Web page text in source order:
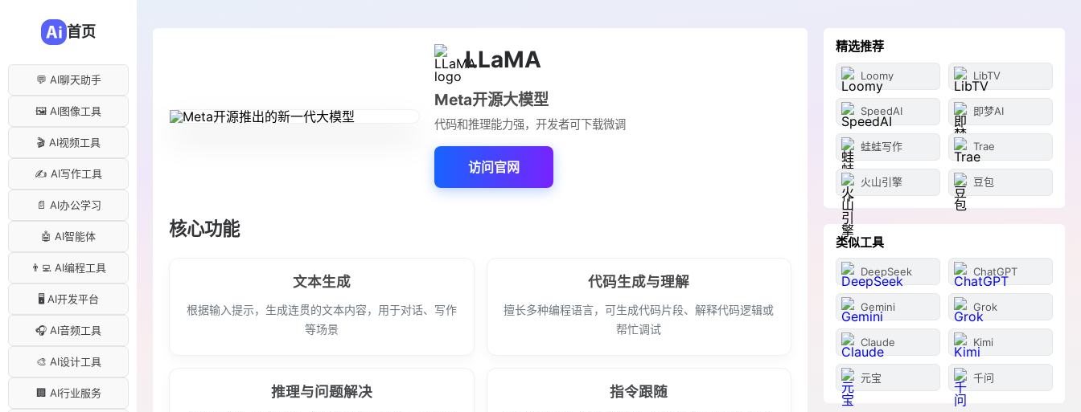
首页
💬 AI聊天助手
🖼️ AI图像工具
🎬 AI视频工具
✍️ AI写作工具
📄 AI办公学习
🤖 AI智能体
👨‍💻 AI编程工具
🖥️ AI开发平台
🎧 AI音频工具
🎨 AI设计工具
🏢 AI行业服务
LLaMA
Meta开源大模型
代码和推理能力强，开发者可下载微调
访问官网
核心功能
文本生成
根据输入提示，生成连贯的文本内容，用于对话、写作
等场景
代码生成与理解
擅长多种编程语言，可生成代码片段、解释代码逻辑或
帮忙调试
推理与问题解决 指令跟随
精选推荐
Loomy LibTV
SpeedAI 即梦AI
蛙蛙写作 Trae
火山引擎 豆包
类似工具
DeepSeek ChatGPT
Gemini Grok
Claude Kimi
元宝 千问